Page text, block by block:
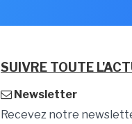
SUIVRE TOUTE
Newsletter
Recevez notre